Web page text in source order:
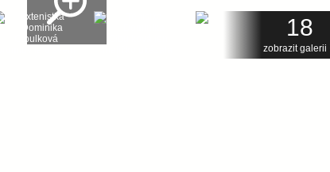
18
zobrazit galerii